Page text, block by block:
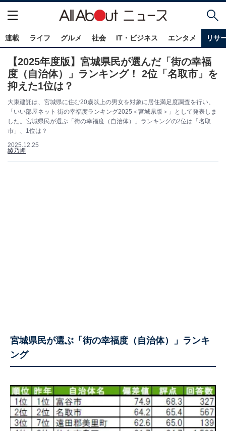
連載 ライフ グルメ 社会 IT・ビジネス エンタメ リサ
【2025年度版】宮城県民が選んだ「街の幸福
度（自治体）」ランキング！ 2位「名取市」を
抑えた1位は？
大東建託は、宮城県に住む20歳以上の男女を対象に居住満足度調査を行い、
「いい部屋ネット 街の幸福度ランキング2025＜宮城県版＞」として発表しま
した。宮城県民が選ぶ「街の幸福度（自治体）」ランキングの2位は「名取
市」、1位は？
2025.12.25
綾乃岬
宮城県民が選ぶ「街の幸福度（自治体）」ランキ
ング